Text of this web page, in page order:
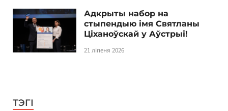
Адкрыты набор на
стыпендыю імя Святланы
Ціханоўскай у Аўстрыі!
21 ліпеня 2026
ТЭГІ